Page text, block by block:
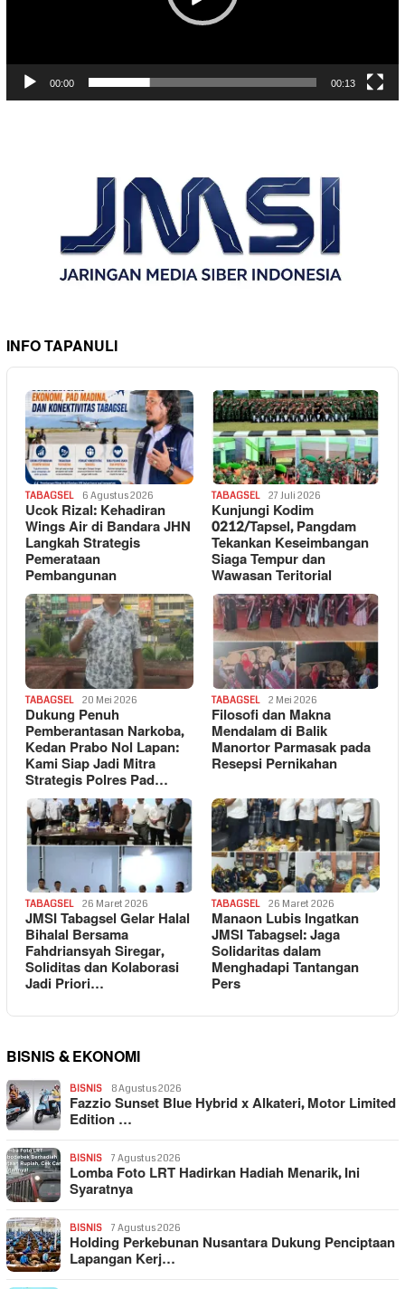
00:00 00:13
INFO TAPANULI
TABAGSEL 6 Agustus 2026
Ucok Rizal: Kehadiran
Wings Air di Bandara JHN
Langkah Strategis
Pemerataan
Pembangunan
TABAGSEL 27 Juli 2026
Kunjungi Kodim
0212/Tapsel, Pangdam
Tekankan Keseimbangan
Siaga Tempur dan
Wawasan Teritorial
TABAGSEL 20 Mei 2026
Dukung Penuh
Pemberantasan Narkoba,
Kedan Prabo Nol Lapan:
Kami Siap Jadi Mitra
Strategis Polres Pad…
TABAGSEL 2 Mei 2026
Filosofi dan Makna
Mendalam di Balik
Manortor Parmasak pada
Resepsi Pernikahan
TABAGSEL 26 Maret 2026
JMSI Tabagsel Gelar Halal
Bihalal Bersama
Fahdriansyah Siregar,
Soliditas dan Kolaborasi
Jadi Priori…
TABAGSEL 26 Maret 2026
Manaon Lubis Ingatkan
JMSI Tabagsel: Jaga
Solidaritas dalam
Menghadapi Tantangan
Pers
BISNIS & EKONOMI
BISNIS 8 Agustus 2026
Fazzio Sunset Blue Hybrid x Alkateri, Motor Limited
Edition …
BISNIS 7 Agustus 2026
Lomba Foto LRT Hadirkan Hadiah Menarik, Ini
Syaratnya
BISNIS 7 Agustus 2026
Holding Perkebunan Nusantara Dukung Penciptaan
Lapangan Kerj…